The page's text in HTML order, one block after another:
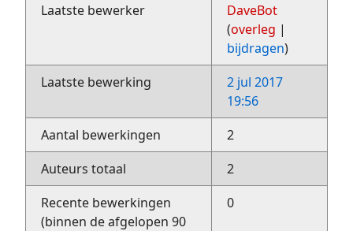
Laatste bewerker
DaveBot
(overleg |
bijdragen)
Laatste bewerking
2 jul 2017
19:56
Aantal bewerkingen
2
Auteurs totaal
2
Recente bewerkingen
(binnen de afgelopen 90
0